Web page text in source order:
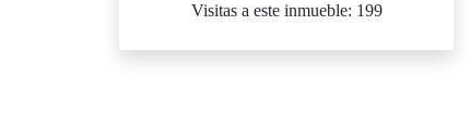
Visitas a este inmueble: 199